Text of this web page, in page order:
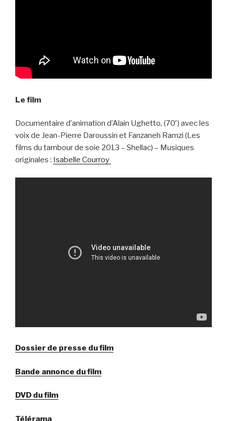
Le film
Documentaire d’animation d’Alain Ughetto, (70′) avec les
voix de Jean-Pierre Daroussin et Fanzaneh Ramzi (Les
films du tambour de soie 2013 – Shellac) – Musiques
originales : Isabelle Courroy
Dossier de presse du film
Bande annonce du film
DVD du film
Télérama